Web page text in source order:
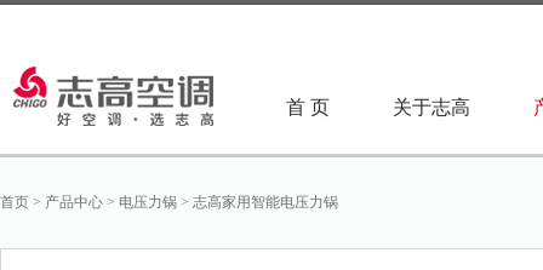
首 页 关于志高
首页 > 产品中心 > 电压力锅 > 志高家用智能电压力锅